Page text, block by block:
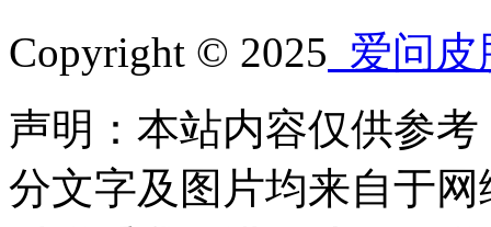
Copyright © 2025 爱问皮
声明：本站内容仅供参
分文字及图片均来自于